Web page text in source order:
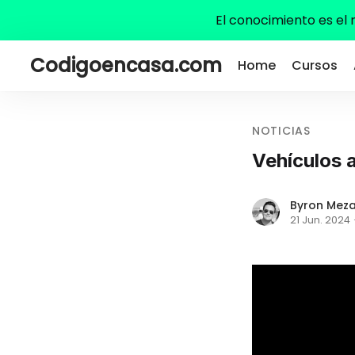
El conocimiento es el
Codigoencasa.com Home Cursos
NOTICIAS
Vehículos
Byron Meza
21 Jun. 2024 ·